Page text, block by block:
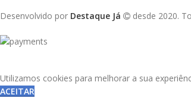
Desenvolvido por Destaque Já desde 2020.
Utilizamos cookies para melhorar a sua
ACEITAR